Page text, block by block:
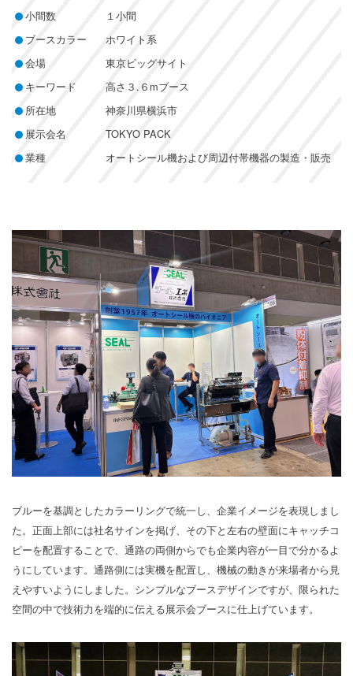
小間数
１小間
ブースカラー
ホワイト系
会場
東京ビッグサイト
キーワード
高さ３.６mブース
所在地
神奈川県横浜市
展示会名
TOKYO PACK
業種
オートシール機および周辺付帯機器の製造・販売
ブルーを基調としたカラーリングで統一し、企業イメージを表現しまし
た。正面上部には社名サインを掲げ、その下と左右の壁面にキャッチコ
ピーを配置することで、通路の両側からでも企業内容が一目で分かるよ
うにしています。通路側には実機を配置し、機械の動きが来場者から見
えやすいようにしました。シンプルなブースデザインですが、限られた
空間の中で技術力を端的に伝える展示会ブースに仕上げています。